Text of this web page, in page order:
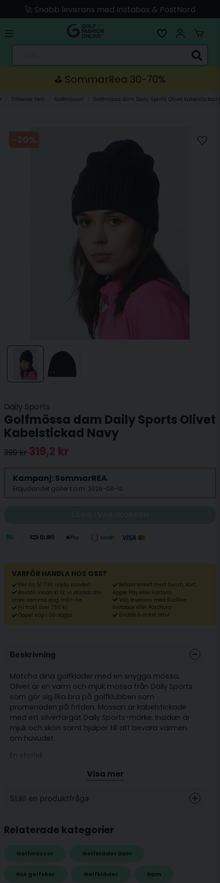
🚀 Snabb leverans med Instabox & PostNord
🛍️ Betala med Swish, Apple Pay, Kort & Faktura
🚚 Skickas direkt från lagret i Linköping
⛳️ SommarRea 30-70%
Tillbehör herr Golfmössor Golfmössa dam Daily Sports Olivet Kabelstickad
Daily Sports
Golfmössa dam Daily Sports Olivet
Kabelstickad Navy
399 kr319,2 kr
Kampanj: SommarREA
Erbjudandet gäller t.o.m. 2026-08-10
VARFÖR HANDLA HOS OSS?
Fler än 51 736 nöjda kunder!
Beställ innan kl 12, vi skickar din
order samma dag mån-fre
Fri frakt över 750 kr
Öppet köp i 30 dagar
Betala enkelt med Swish, Kort,
Apple Pay eller Faktura
Välj leverans med BudBee,
Instabox eller PostNord
Snabb & enkel retur
Beskrivning
Matcha dina golfkläder med en snygga mössa,
Olivet är en varm och mjuk mössa från Daily Sports
som gör sig lika bra på golfklubben som
promenaden på fritden. Mössan är kabelstickade
med ett silverfärgat Daily Sports-märke. Insidan är
mjuk och skön samt hjälper till att bevara värmen
om huvudet.
En storlek
Material: 70 % akryl, 30 % ullVisa mer
Ställ en produktfråga
Fråga oss något om denna produkten...
name
Namn
Relaterade kategorier
Golfmössor Golfkläder Dam
REA golfskor Golfkläder Dam